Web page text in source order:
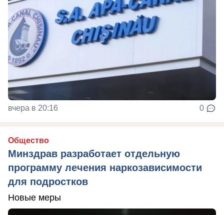
вчера в 20:16 0
Общество
Минздрав разработает отдельную
программу лечения наркозависимости
для подростков
Новые меры